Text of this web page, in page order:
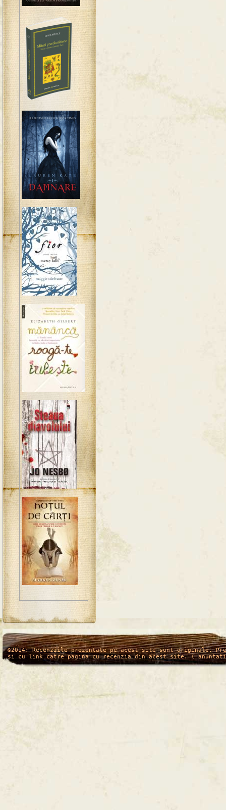
/* */
©2014: Recenziile prezentate pe acest site sunt originale.
si cu link catre pagina cu recenzia din acest site. (